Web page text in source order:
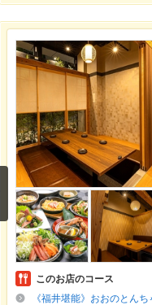
このお店のコース
《福井堪能》おおのとん